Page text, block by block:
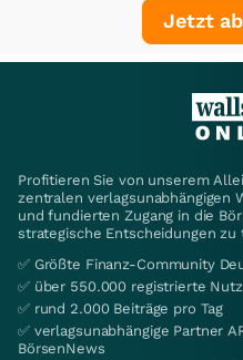
Jetzt
Profitieren Sie von unserem
zentralen verlagsunabhängigen
und fundierten Zugang in die
strategische Entscheidungen zu
✅ Größte Finanz-Community
✅ über 550.000 registrierte
✅ rund 2.000 Beiträge pro Tag
✅ verlagsunabhängige Partner
BörsenNews